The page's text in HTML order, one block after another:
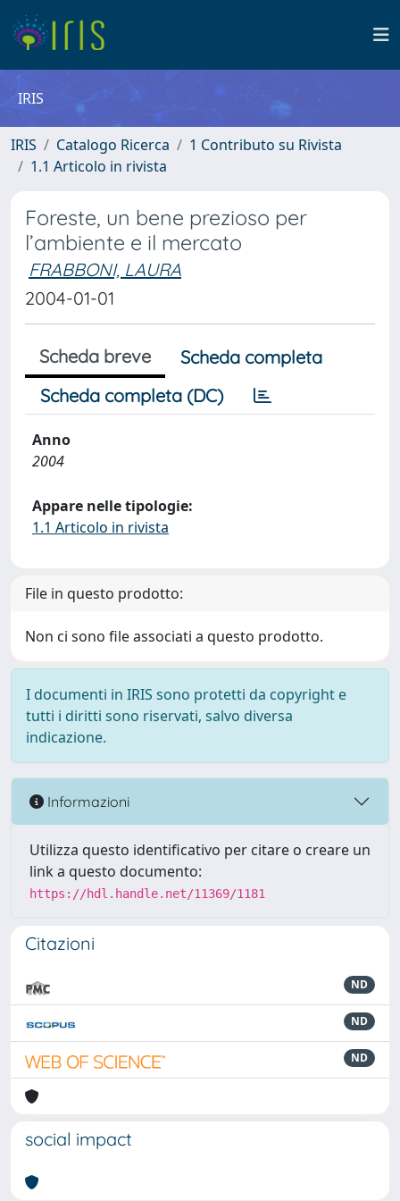
IRIS
IRIS Catalogo Ricerca
1 Contributo su Rivista
1.1 Articolo in rivista
Foreste, un bene prezioso per
l’ambiente e il mercato
FRABBONI, LAURA
2004-01-01
Scheda breve
Scheda completa
Scheda completa (DC)
Anno
2004
Appare nelle tipologie:
1.1 Articolo in rivista
File in questo prodotto:
Non ci sono file associati a questo prodotto.
I documenti in IRIS sono protetti da copyright e
tutti i diritti sono riservati, salvo diversa
indicazione.
Informazioni
Utilizza questo identificativo per citare o creare un
link a questo documento:
https://hdl.handle.net/11369/1181
Citazioni
ND
ND
ND
social impact